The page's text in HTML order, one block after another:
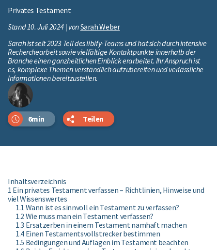
Privates Testament
Stand 10. Juli 2024 | vonSarah Weber
Sarah ist seit 2023 Teil des libify-Teams und hat sich durch intensive
Recherchearbeit sowie vielfältige Kontaktpunkte innerhalb der
Branche einen ganzheitlichen Einblick erarbeitet. Ihr Anspruch ist
es, komplexe Themen verständlich aufzubereiten und verlässliche
Informationen bereitzustellen.
6min Teilen
Inhaltsverzeichnis
1 Ein privates Testament verfassen – Richtlinien, Hinweise und
viel Wissenswertes
1.1 Wann ist es sinnvoll ein Testament zu verfassen?
1.2 Wie muss man ein Testament verfassen?
1.3 Ersatzerben in einem Testament namhaft machen
1.4 Einen Testamentsvollstrecker bestimmen
1.5 Bedingungen und Auflagen im Testament beachten